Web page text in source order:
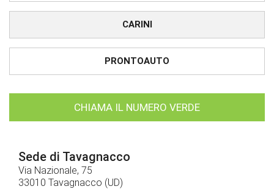
CARINI
PRONTOAUTO
CHIAMA IL NUMERO VERDE
Sede di Tavagnacco
Via Nazionale, 75
33010 Tavagnacco (UD)